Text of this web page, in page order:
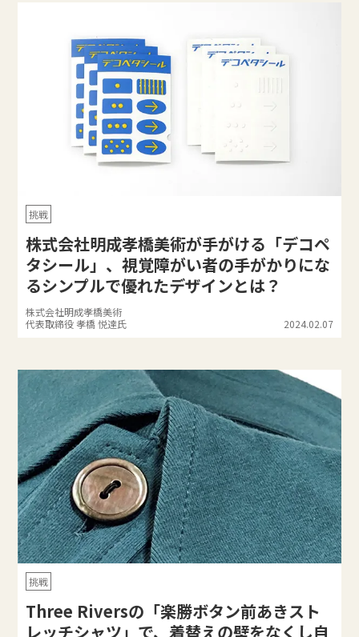
挑戦
株式会社明成孝橋美術が手がける「デコペ
タシール」、視覚障がい者の手がかりにな
るシンプルで優れたデザインとは？
株式会社明成孝橋美術
代表取締役 孝橋 悦達氏
2024.02.07
挑戦
Three Riversの「楽勝ボタン前あきスト
レッチシャツ」で、着替えの壁をなくし自